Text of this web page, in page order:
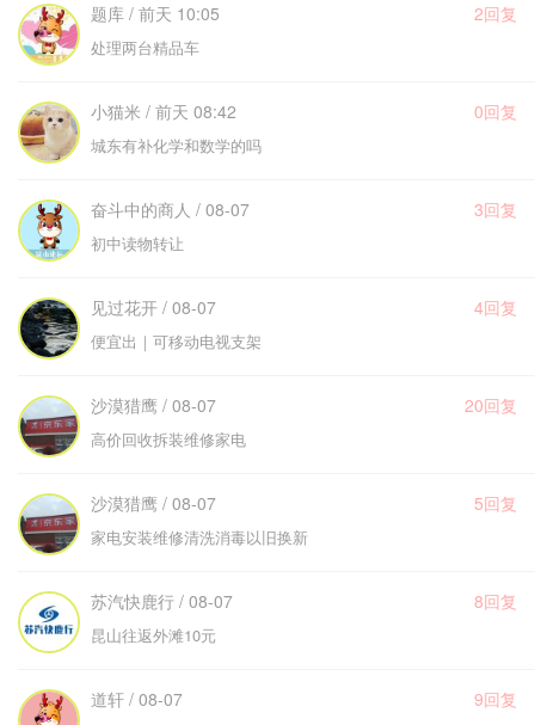
题库 / 前天 10:05 2回复
处理两台精品车
小猫米 / 前天 08:42 0回复
城东有补化学和数学的吗
奋斗中的商人 / 08-07 3回复
初中读物转让
见过花开 / 08-07 4回复
便宜出｜可移动电视支架
沙漠猎鹰 / 08-07 20回复
高价回收拆装维修家电
沙漠猎鹰 / 08-07 5回复
家电安装维修清洗消毒以旧换新
苏汽快鹿行 / 08-07 8回复
昆山往返外滩10元
道轩 / 08-07 9回复